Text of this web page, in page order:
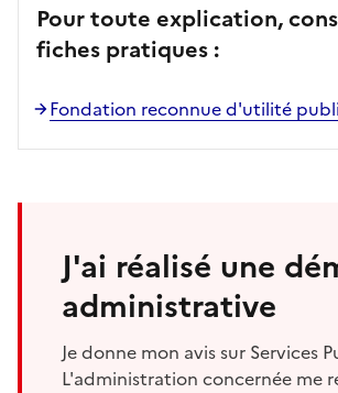
Pour toute explication,
fiches pratiques :
Fondation reconnue d'utilité
J'ai réalisé une
administrative
Je donne mon avis sur Services
L'administration concernée me